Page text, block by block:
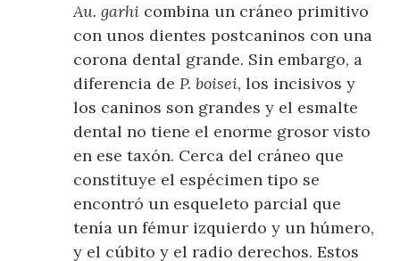
Au. garhi combina un cráneo primitivo
con unos dientes postcaninos con una
corona dental grande. Sin embargo, a
diferencia deP. boisei, los incisivos y
los caninos son grandes y el esmalte
dental no tiene el enorme grosor visto
en ese taxón. Cerca del cráneo que
constituye el espécimen tipo se
encontró un esqueleto parcial que
tenía un fémur izquierdo y un húmero,
y el cúbito y el radio derechos. Estos